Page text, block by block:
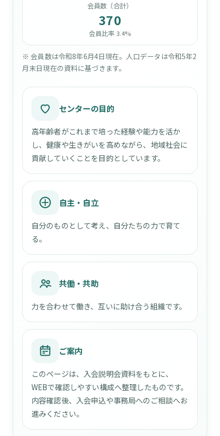
会員数（合計）
370
会員比率 3.4%
※ 会員数は令和8年6月4日現在。人口データは令和5年2
月末日現在の資料に基づきます。
センターの目的
高年齢者がこれまで培った経験や能力を活か
し、健康や生きがいを高めながら、地域社会に
貢献していくことを目的としています。
自主・自立
自分のものとして考え、自分たちの力で育て
る。
共働・共助
力を合わせて働き、互いに助け合う組織です。
ご案内
このページは、入会説明会資料をもとに、
WEBで確認しやすい構成へ整理したものです。
内容確認後、入会申込や事務局へのご相談へお
進みください。